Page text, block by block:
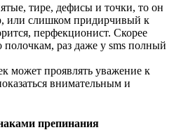
тире, дефисы и точки, то он
или слишком придирчивый к
перфекционист. Скорее
полочкам, раз даже у sms полный
может проявлять уважение к
внимательным и
препинания